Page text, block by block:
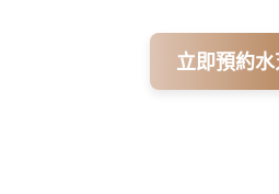
立即預約